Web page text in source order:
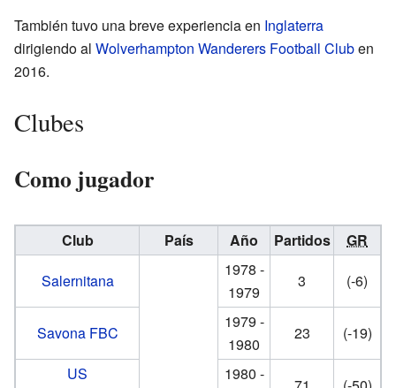
También tuvo una breve experiencia en Inglaterra
dirigiendo al Wolverhampton Wanderers Football Cluben
2016.
Clubes
Como jugador
Club País Año Partidos
GR
Salernitana
1978 -
1979
3 (-6)
Savona FBC
1979 -
1980
23
(-19)
US
1980 -